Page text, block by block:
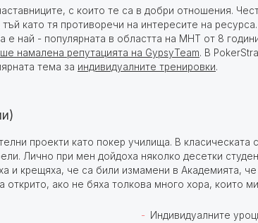
с които те са в добри отношения.
като тя противоречи на интересите на
най - популярната в областта на МНТ от 8
намалена репутацията на GypsyTeam. В
тема за индивидуалните тренировки.
проекти като покер училища. В класическата
Лично при мен дойдоха няколко десетки
и крещяха, че са били измамени в Академията,
открито, ако не бяха толкова много хора, които
Индивидуалните